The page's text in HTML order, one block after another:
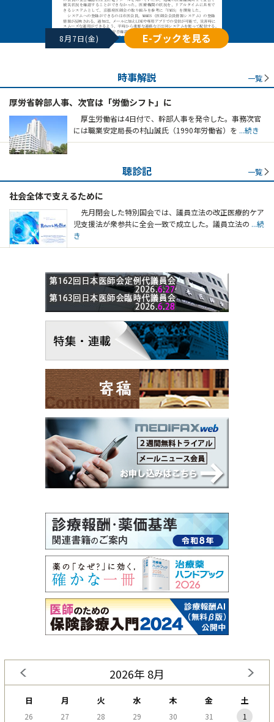
8月7日(金) E-ブックを見る
時事解説 一覧
厚労省幹部人事、次官は「労働シフト」に
厚生労働省は4日付で、幹部人事を発令した。事務次官
には職業安定局長の村山誠氏（1990年労働省）を ...続き
聴診記 一覧
社会全体で支えるために
先月閉会した特別国会では、議員立法の改正医療的ケア
児支援法が衆参共に全会一致で成立した。議員立法の ...続
き
2026年 8月
日 月 火 水 木 金 土
26 27 28 29 30 31
1